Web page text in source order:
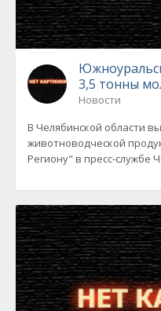
3,5 тонны
Новости
В Челябинской области
животноводческой
Региону" в пресс-службе